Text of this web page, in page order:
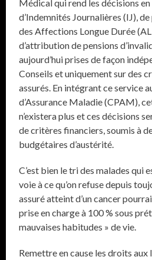
Médical qui rend les décisions
d’Indemnités Journalières (IJ),
des Affections Longue Durée
d’attribution de pensions
aujourd’hui prises de façon
Conseils et uniquement sur des
assurés. En intégrant ce service
d’Assurance Maladie (CPAM),
n’existera plus et ces décisions
de critères financiers, soumis à
budgétaires d’austérité.
C’est bien le tri des malades qui
voie à ce qu’on refuse depuis
assuré atteint d’un cancer
prise en charge à 100 % sous
mauvaises habitudes » de vie.
Remettre en cause les droits aux